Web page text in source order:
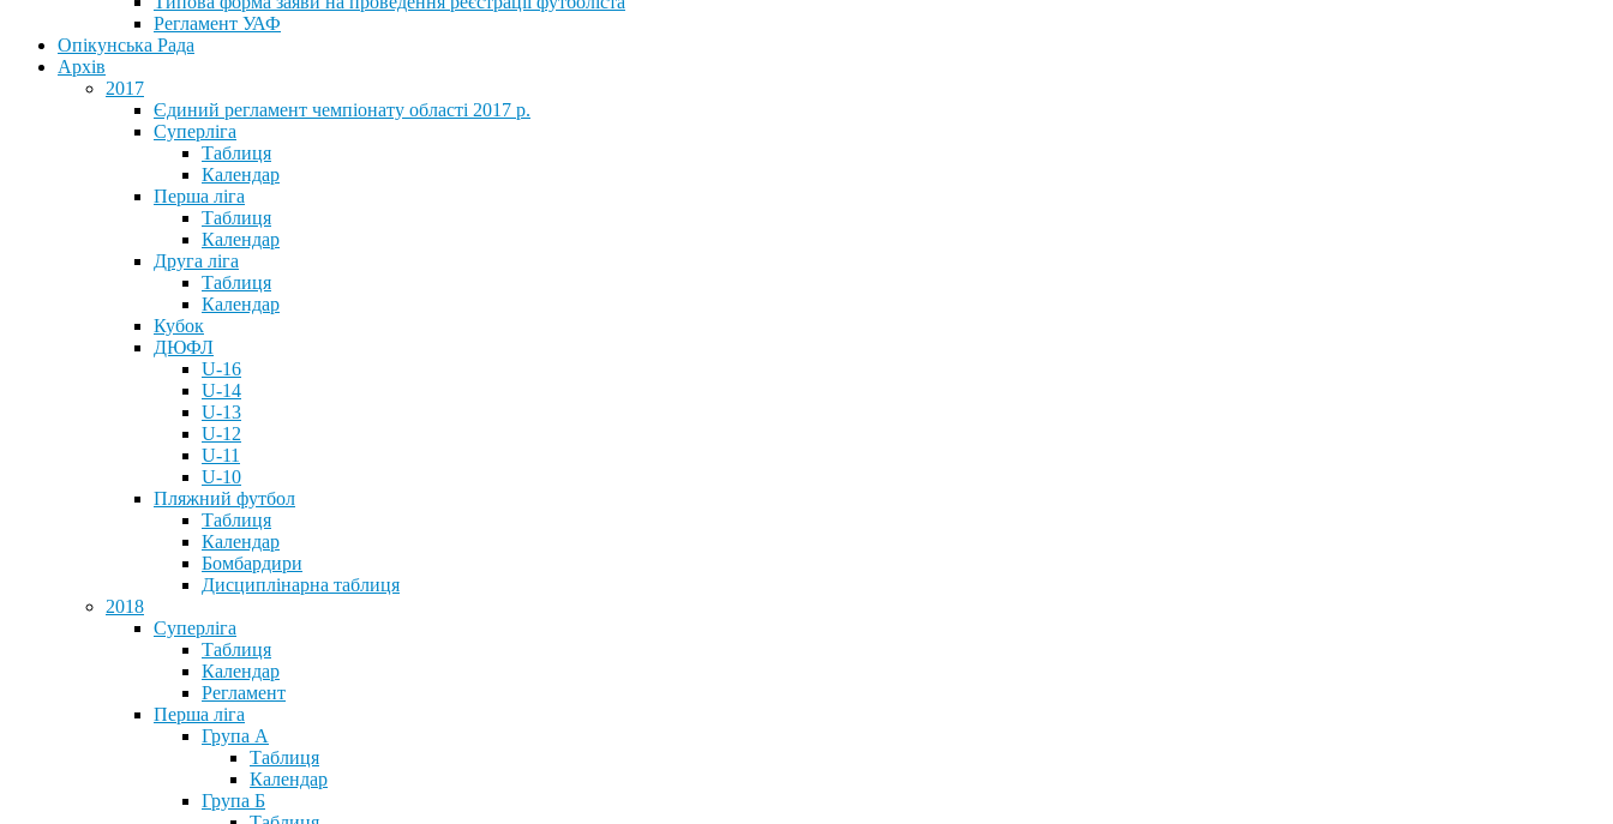
Регламент УАФ
Опікунська Рада
Архів
2017
Єдиний регламент чемпіонату області 2017 р.
Суперліга
Таблиця
Календар
Перша ліга
Таблиця
Календар
Друга ліга
Таблиця
Календар
Кубок
ДЮФЛ
U-16
U-14
U-13
U-12
U-11
U-10
Пляжний футбол
Таблиця
Календар
Бомбардири
Дисциплінарна таблиця
2018
Суперліга
Таблиця
Календар
Регламент
Перша ліга
Група А
Таблиця
Календар
Група Б